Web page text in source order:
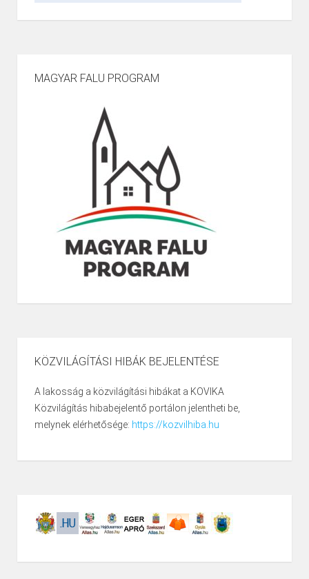
MAGYAR FALU PROGRAM
KÖZVILÁGÍTÁSI HIBÁK BEJELENTÉSE
A lakosság a közvilágítási hibákat a KOVIKA
Közvilágítás hibabejelentő portálon jelentheti be,
melynek elérhetősége: https://kozvilhiba.hu